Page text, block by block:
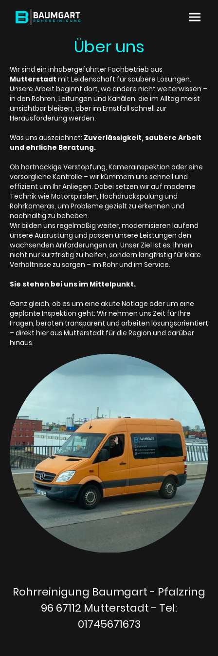
Über uns
Wir sind ein inhabergeführter Fachbetrieb aus
Mutterstadt mit Leidenschaft für saubere Lösungen.
Unsere Arbeit beginnt dort, wo andere nicht weiterwissen –
in den Rohren, Leitungen und Kanälen, die im Alltag meist
unsichtbar bleiben, aber im Ernstfall schnell zur
Herausforderung werden.
Was uns auszeichnet: Zuverlässigkeit, saubere Arbeit
und ehrliche Beratung.
Ob hartnäckige Verstopfung, Kamerainspektion oder eine
vorsorgliche Kontrolle – wir kümmern uns schnell und
effizient um Ihr Anliegen. Dabei setzen wir auf moderne
Technik wie Motorspiralen, Hochdruckspülung und
Rohrkameras, um Probleme gezielt zu erkennen und
nachhaltig zu beheben.
Wir bilden uns regelmäßig weiter, modernisieren laufend
unsere Ausrüstung und passen unsere Leistungen den
wachsenden Anforderungen an. Unser Ziel ist es, Ihnen
nicht nur kurzfristig zu helfen, sondern langfristig für klare
Verhältnisse zu sorgen – im Rohr und im Service.
Sie stehen bei uns im Mittelpunkt.
Ganz gleich, ob es um eine akute Notlage oder um eine
geplante Inspektion geht: Wir nehmen uns Zeit für Ihre
Fragen, beraten transparent und arbeiten lösungsorientiert
– direkt hier aus Mutterstadt für die Region und darüber
hinaus.
Rohrreinigung Baumgart - Pfalzring
96 67112 Mutterstadt - Tel:
01745671673